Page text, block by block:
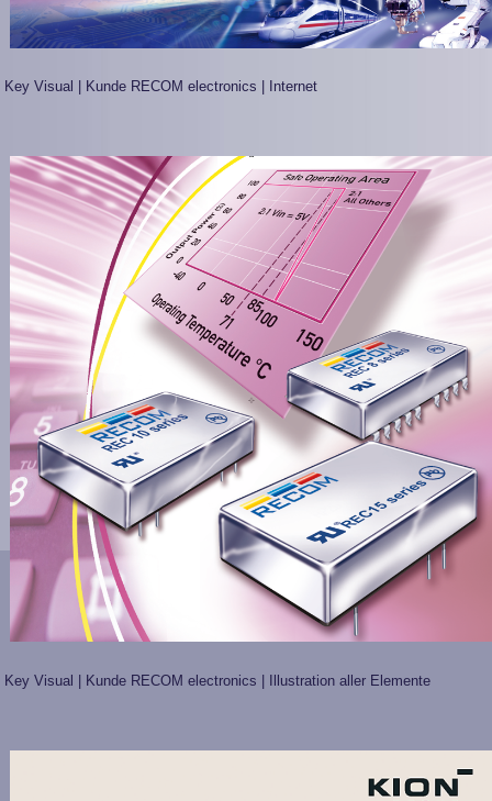
Key Visual | Kunde RECOM electronics | Internet
Key Visual | Kunde RECOM electronics | Illustration aller Elemente